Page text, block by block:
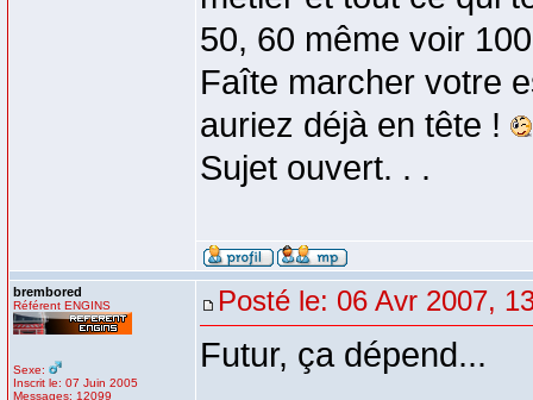
50, 60 même voir
Faîte marcher votre
auriez déjà en tête !
Sujet ouvert. . .
brembored
Référent ENGINS
Sexe:
Inscrit le: 07 Juin 2005
Messages: 12099
Posté le: 06 Avr 2007,
Futur, ça dépend...